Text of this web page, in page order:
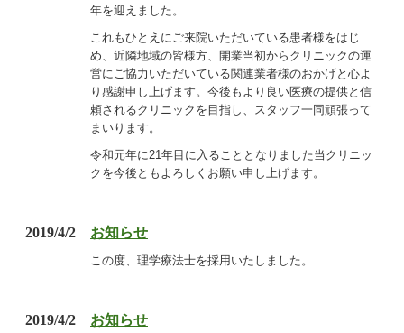
年を迎えました。
これもひとえにご来院いただいている患者様をはじ
め、近隣地域の皆様方、開業当初からクリニックの運
営にご協力いただいている関連業者様のおかげと心よ
り感謝申し上げます。今後もより良い医療の提供と信
頼されるクリニックを目指し、スタッフ一同頑張って
まいります。
令和元年に21年目に入ることとなりました当クリニッ
クを今後ともよろしくお願い申し上げます。
2019/4/2 お知らせ
この度、理学療法士を採用いたしました。
2019/4/2 お知らせ